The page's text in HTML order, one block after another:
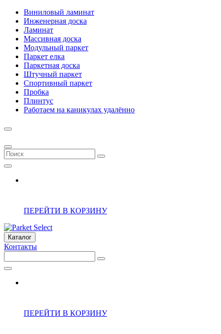
Виниловый ламинат
Инженерная доска
Ламинат
Массивная доска
Модульный паркет
Паркет елка
Паркетная доска
Штучный паркет
Спортивный паркет
Пробка
Плинтус
Работаем на каникулах удалённо
ПЕРЕЙТИ В КОРЗИНУ
Каталог
Контакты
ПЕРЕЙТИ В КОРЗИНУ